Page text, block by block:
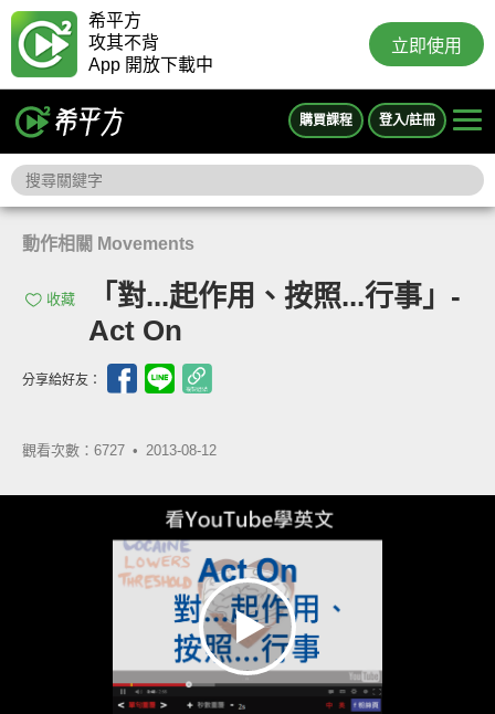
希平方
攻其不背
App 開放下載中
立即使用
購買課程 登入/註冊
動作相關 Movements
收藏
「對...起作用、按照...行事」-
Act On
分享給好友：
觀看次數：6727 • 2013-08-12